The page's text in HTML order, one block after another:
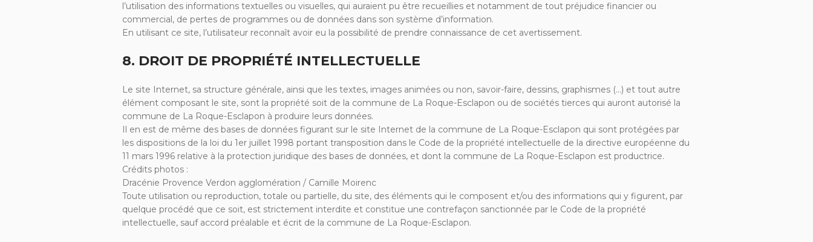
l’utilisation des informations textuelles ou visuelles, qui auraient pu être recueillies et notamment de tout préjudice financier ou
commercial, de pertes de programmes ou de données dans son système d’information.
En utilisant ce site, l’utilisateur reconnaît avoir eu la possibilité de prendre connaissance de cet avertissement.
8. DROIT DE PROPRIÉTÉ INTELLECTUELLE
Le site Internet, sa structure générale, ainsi que les textes, images animées ou non, savoir-faire, dessins, graphismes (…) et tout autre
élément composant le site, sont la propriété soit de la commune de La Roque-Esclapon ou de sociétés tierces qui auront autorisé la
commune de La Roque-Esclapon à produire leurs données.
Il en est de même des bases de données figurant sur le site Internet de la commune de La Roque-Esclapon qui sont protégées par
les dispositions de la loi du 1er juillet 1998 portant transposition dans le Code de la propriété intellectuelle de la directive européenne du
11 mars 1996 relative à la protection juridique des bases de données, et dont la commune de La Roque-Esclapon est productrice.
Crédits photos :
Dracénie Provence Verdon agglomération / Camille Moirenc
Toute utilisation ou reproduction, totale ou partielle, du site, des éléments qui le composent et/ou des informations qui y figurent, par
quelque procédé que ce soit, est strictement interdite et constitue une contrefaçon sanctionnée par le Code de la propriété
intellectuelle, sauf accord préalable et écrit de la commune de La Roque-Esclapon.